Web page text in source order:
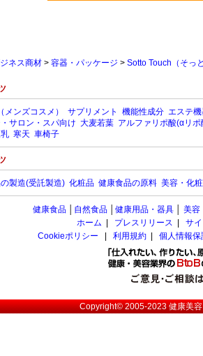
ネス商材 > 容器・パッケージ > Sotto Touch（そっ
メンズコスメ） サプリメント 機能性成分 エステ
サロン・スパ向け 大麦若葉 アルファリポ酸(αリポ
寒天 車椅子
製造(受託製造) 化粧品 健康食品の原料 美容・化
健康食品 自然食品 健康用品・器具 美容
ホーム
プレスリリース
サ
Cookieポリシー
利用規約 個人情報
Copyright© 2005-2023健康美